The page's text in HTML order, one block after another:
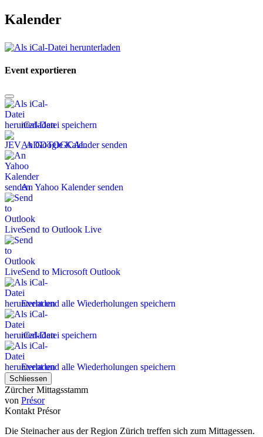
Kalender
Event exportieren
iCal-Datei speichern
An Google Kalender senden
An Yahoo Kalender senden
Send to Outlook Live
Send to Microsoft Outlook
Event und alle Wiederholungen speichern
iCal-Datei speichern
Event und alle Wiederholungen speichern
Schliessen
Zürcher Mittagsstamm
von Présor
Kontakt Présor
Die Steinacher aus der Region Zürich treffen sich zum Mittagessen.